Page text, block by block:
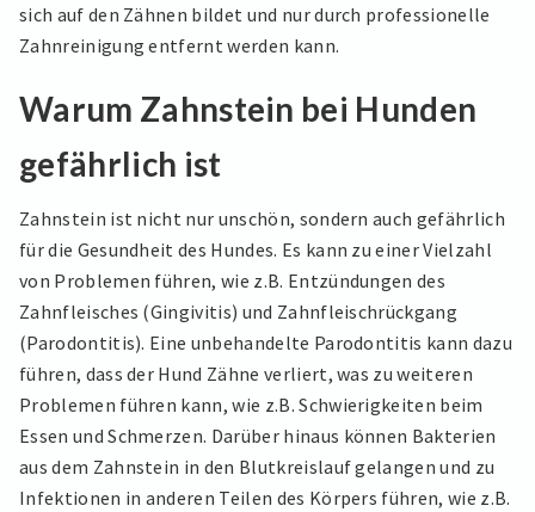
sich auf den Zähnen bildet und nur durch professionelle
Zahnreinigung entfernt werden kann.
Warum Zahnstein bei Hunden
gefährlich ist
Zahnstein ist nicht nur unschön, sondern auch gefährlich
für die Gesundheit des Hundes. Es kann zu einer Vielzahl
von Problemen führen, wie z.B. Entzündungen des
Zahnfleisches (Gingivitis) und Zahnfleischrückgang
(Parodontitis). Eine unbehandelte Parodontitis kann dazu
führen, dass der Hund Zähne verliert, was zu weiteren
Problemen führen kann, wie z.B. Schwierigkeiten beim
Essen und Schmerzen. Darüber hinaus können Bakterien
aus dem Zahnstein in den Blutkreislauf gelangen und zu
Infektionen in anderen Teilen des Körpers führen, wie z.B.